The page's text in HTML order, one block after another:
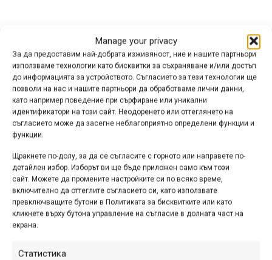
Manage your privacy
За да предоставим най-добрата изживяност, ние и нашите партньори
използваме технологии като бисквитки за съхраняване и/или достъп
до информацията за устройството. Съгласието за тези технологии ще
позволи на нас и нашите партньори да обработваме лични данни,
като например поведение при сърфиране или уникални
идентификатори на този сайт. Неодоренето или оттеглянето на
съгласието може да засегне неблагоприятно определени функции и
функции.
Щракнете по-долу, за да се съгласите с горното или направете по-
детайлен избор. Изборът ви ще бъде приложен само към този
сайт. Можете да промените настройките си по всяко време,
включително да оттеглите съгласието си, като използвате
превключващите бутони в Политиката за бисквитките или като
кликнете върху бутона управление на съгласие в долната част на
екрана.
Статистика